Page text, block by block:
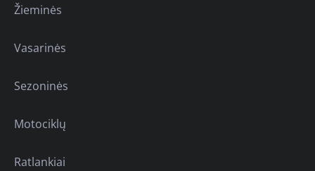
Žieminės
Vasarinės
Sezoninės
Motociklų
Ratlankiai